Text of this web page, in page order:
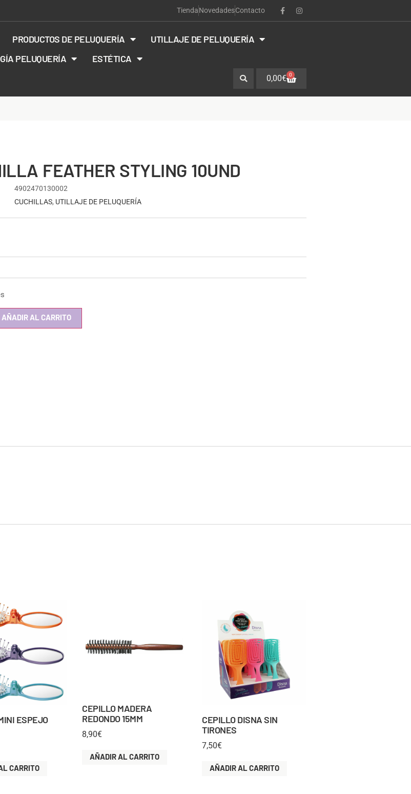
TiendaNovedadesContacto
PRODUCTOS DE PELUQUERÍA
UTILLAJE DE PELUQUERÍA
PELUQUERÍA
ESTÉTICA
0,00€ 0
FEATHER STYLING 10UND
4902470130002
CUCHILLAS, UTILLAJE DE PELUQUERÍA
AÑADIR AL CARRITO
ESPEJO
CARRITO
CEPILLO MADERA
REDONDO 15MM
8,90€
AÑADIR AL CARRITO
CEPILLO DISNA SIN
TIRONES
7,50€
AÑADIR AL CARRITO